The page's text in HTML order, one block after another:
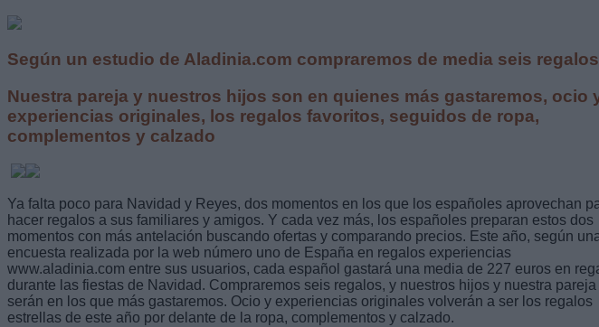
Según un estudio de Aladinia.com compraremos de media seis regalos
Nuestra pareja y nuestros hijos son en quienes más gastaremos, ocio
experiencias originales, los regalos favoritos, seguidos de ropa,
complementos y calzado
Ya falta poco para Navidad y Reyes, dos momentos en los que los españoles aprovechan
hacer regalos a sus familiares y amigos. Y cada vez más, los españoles preparan estos dos
momentos con más antelación buscando ofertas y comparando precios. Este año, según
encuesta realizada por la web número uno de España en regalos experiencias
www.aladinia.com entre sus usuarios, cada español gastará una media de 227 euros en
durante las fiestas de Navidad. Compraremos seis regalos, y nuestros hijos y nuestra pareja
serán en los que más gastaremos. Ocio y experiencias originales volverán a ser los regalos
estrellas de este año por delante de la ropa, complementos y calzado.